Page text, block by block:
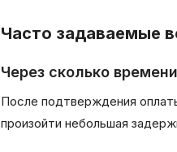
Часто задаваемые
Через сколько
После подтверждения
произойти небольшая